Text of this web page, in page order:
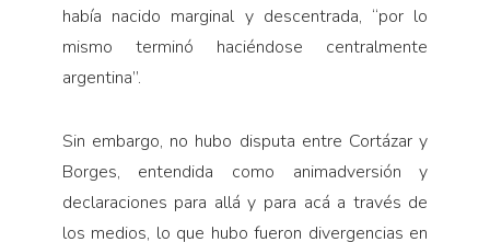
había nacido marginal y descentrada, “por lo
mismo terminó haciéndose centralmente
argentina”.
Sin embargo, no hubo disputa entre Cortázar y
Borges, entendida como animadversión y
declaraciones para allá y para acá a través de
los medios, lo que hubo fueron divergencias en